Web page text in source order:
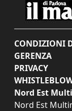
CONDIZIONI
GERENZA
PRIVACY
Nord Est
Nord Est